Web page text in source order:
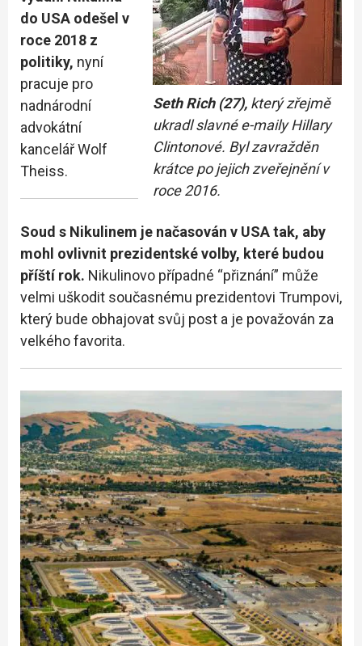
Seth Rich (27), který zřejmě
ukradl slavné e-maily Hillary
Clintonové. Byl zavražděn
krátce po jejich zveřejnění v
roce 2016.
do USA odešel v
roce 2018 z
politiky, nyní
pracuje pro
nadnárodní
advokátní
kancelář Wolf
Theiss.
Soud s Nikulinem je načasován v USA tak, aby
mohl ovlivnit prezidentské volby, které budou
příští rok. Nikulinovo případné “přiznání” může
velmi uškodit současnému prezidentovi Trumpovi,
který bude obhajovat svůj post a je považován za
velkého favorita.